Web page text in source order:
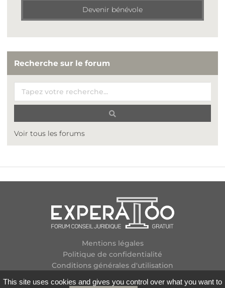
Devenir bénévole
Recherche sur le forum
Voir tous les forums
Mentions légales
Politique de confidentialité
Conditions générales d'utilisation
This site uses cookies and gives you control over what you want to